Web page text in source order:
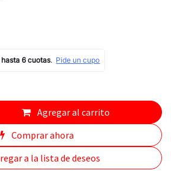
Agregar al carrito
Comprar ahora
a la lista de deseos